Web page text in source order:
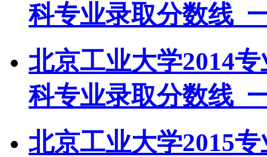
科专业录取分数线_
北京工业大学2014
科专业录取分数线_
北京工业大学2015